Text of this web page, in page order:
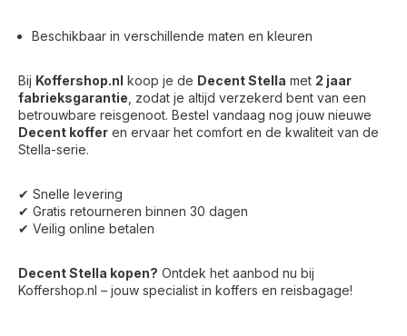
Beschikbaar in verschillende maten en kleuren
Bij Koffershop.nl koop je de Decent Stella met 2 jaar
fabrieksgarantie , zodat je altijd verzekerd bent van een
betrouwbare reisgenoot. Bestel vandaag nog jouw nieuwe
Decent koffer en ervaar het comfort en de kwaliteit van de
Stella-serie.
✔ Snelle levering
✔ Gratis retourneren binnen 30 dagen
✔ Veilig online betalen
Decent Stella kopen? Ontdek het aanbod nu bij
Koffershop.nl – jouw specialist in koffers en reisbagage!